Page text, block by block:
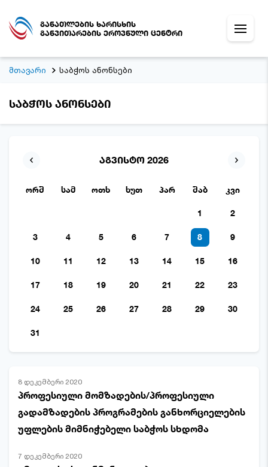
განათლების ხარისხის
განვითარების ეროვნული ცენტრი
მთავარი საბჭოს ანონსები
საბჭოს ანონსები
აგვისტო 2026
ორშ სამ ოთხ ხუთ პარ შაბ კვი
1 2
3 4 5 6 7 8 9
10 11 12 13 14 15 16
17 18 19 20 21 22 23
24 25 26 27 28 29 30
31
8 დეკემბერი 2020
პროფესიული მომზადების/პროფესიული
გადამზადების პროგრამების განხორციელების
უფლების მიმნიჭებელი საბჭოს სხდომა
7 დეკემბერი 2020